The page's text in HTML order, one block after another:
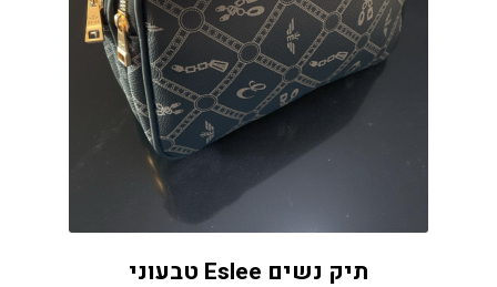
תיק נשים Eslee טבעוני